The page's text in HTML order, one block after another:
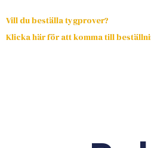
Vill du beställa tygprover?
Klicka här för att komma till